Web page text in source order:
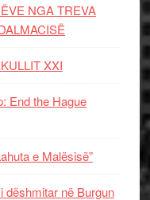
NGA TREVA
XXI
End the Hague
e Malësisë”
dëshmitar në Burgun